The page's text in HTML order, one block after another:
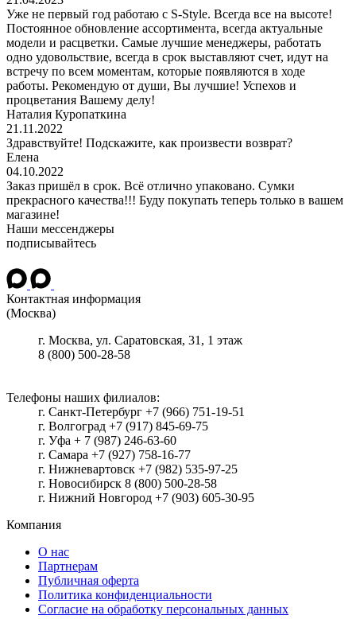
Уже не первый год работаю с S-Style. Всегда все на высоте!
Постоянное обновление ассортимента, всегда актуальные
модели и расцветки. Самые лучшие менеджеры, работать
одно удовольствие, всегда в срок выставляют счет, идут на
встречу по всем моментам, которые появляются в ходе
работы. Рекомендую от души, Вы лучшие! Успехов и
процветания Вашему делу!
Наталия Куропаткина
21.11.2022
Здравствуйте! Подскажите, как произвести возврат?
Елена
04.10.2022
Заказ пришёл в срок. Всё отлично упаковано. Сумки
прекрасного качества!!! Буду покупать теперь только в вашем
магазине!
Наши мессенджеры
подписывайтесь
Контактная информация
(Москва)
г. Москва, ул. Саратовская, 31, 1 этаж
8 (800) 500-28-58
Телефоны наших филиалов:
г. Санкт-Петербург +7 (966) 751-19-51
г. Волгоград +7 (917) 845-69-75
г. Уфа + 7 (987) 246-63-60
г. Самара +7 (927) 758-16-77
г. Нижневартовск +7 (982) 535-97-25
г. Новосибирск 8 (800) 500-28-58
г. Нижний Новгород +7 (903) 605-30-95
Компания
О нас
Партнерам
Публичная оферта
Политика конфиденциальности
Согласие на обработку персональных данных